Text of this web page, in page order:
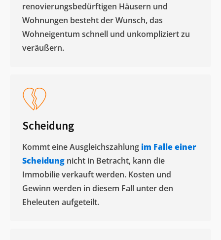
renovierungsbedürftigen Häusern und
Wohnungen besteht der Wunsch, das
Wohneigentum schnell und unkompliziert zu
veräußern. ​
Scheidung
Kommt eine Ausgleichszahlung im Falle einer
Scheidung nicht in Betracht, kann die
Immobilie verkauft werden. Kosten und
Gewinn werden in diesem Fall unter den
Eheleuten aufgeteilt.​